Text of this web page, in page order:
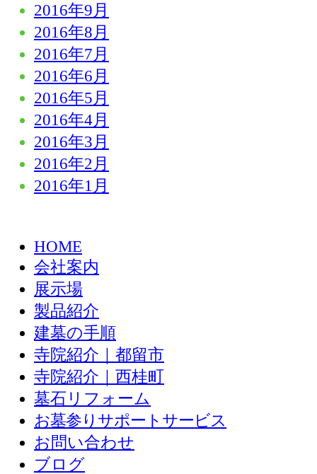
2016年9月
2016年8月
2016年7月
2016年6月
2016年5月
2016年4月
2016年3月
2016年2月
2016年1月
HOME
会社案内
展示場
製品紹介
建墓の手順
寺院紹介｜都留市
寺院紹介｜西桂町
墓石リフォーム
お墓参りサポートサービス
お問い合わせ
ブログ